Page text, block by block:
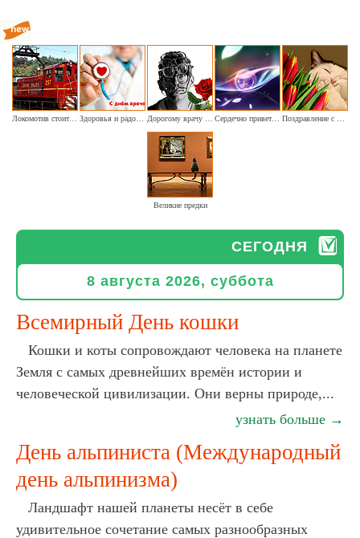
Локомотив стоит на запасном пути Сердечно приветствуем и поздравляем офтальмологов
Великие предки
СЕГОДНЯ
8 августа 2026, суббота
Всемирный День кошки
Кошки и коты сопровождают человека на планете
Земля с самых древнейших времён истории и
человеческой цивилизации. Они верны природе,...
узнать больше →
День альпиниста (Международный
день альпинизма)
Ландшафт нашей планеты несёт в себе
удивительное сочетание самых разнообразных